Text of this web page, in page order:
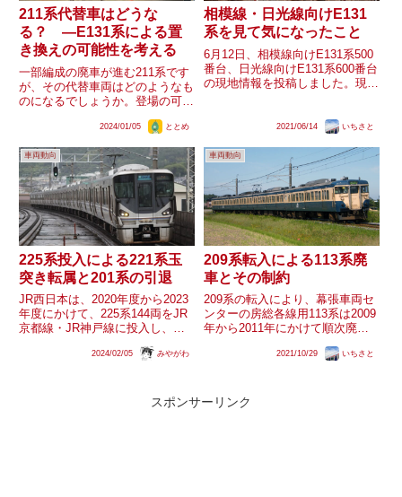
211系代替車はどうな
る？ —E131系による置
き換えの可能性を考える
一部編成の廃車が進む211系です
が、その代替車両はどのようなも
のになるでしょうか。登場の可能
えます。新車の可能性代替形式を
となるのはE129系列(SR1系を含
む)と、E131系です...
2024/01/05 ととめ
相模線・日光線向けE131
系を見て気になったこと
6月12日、相模線向けE131系500
番台、日光線向けE131系600番台
の現地情報を投稿しました。現車
た現地情報はこちらです。日光線
メーカーであれば...
2021/06/14 いちさと
車両動向
225系投入による221系玉
突き転属と201系の引退
JR西日本は、2020年度から2023
年度にかけて、225系144両をJR
京都線・JR神戸線に投入し、主
221系を大和路線・おおさか東線
2024/02/05 みやがわ
車両動向
209系転入による113系廃
車とその制約
209系の転入により、幕張車両セ
ンターの房総各線用113系は2009
年から2011年にかけて順次廃車
換えられた編成に限ると、全車両
けで3通りあり、一...
2021/10/29 いちさと
スポンサーリンク